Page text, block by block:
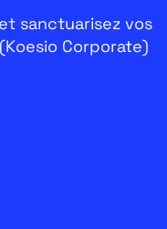
sanctuarisez vos
Corporate)